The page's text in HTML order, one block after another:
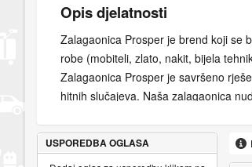
Opis djelatnosti
Zalagaonica Prosper je brend koji se
robe (mobiteli, zlato, nakit, bijela
Zalagaonica Prosper je savršeno
hitnih slučajeva. Naša zalagaonica
sustave, možete nam se povjeriti za
svoje dragocjenosti na siguran način
USPOREDBA OGLASA